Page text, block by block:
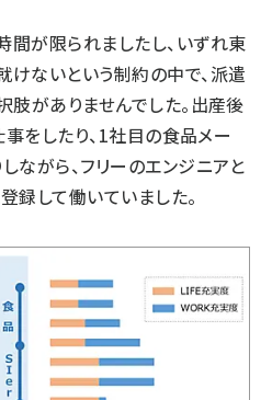
が限られましたし、いずれ東
ないという制約の中で、派遣
肢がありませんでした。出産後
をしたり、1社目の食品メー
ながら、フリーのエンジニアと
録して働いていました。